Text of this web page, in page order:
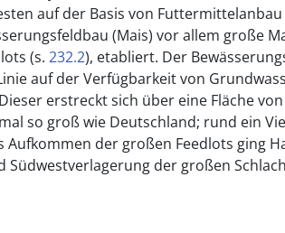
auf der Basis von
(Mais) vor allem große
(s. 232.2), etabliert. Der
auf der Verfügbarkeit von
erstreckt sich über eine Fläche
so groß wie Deutschland; rund ein
Aufkommen der großen Feedlots ging
Südwestverlagerung der großen